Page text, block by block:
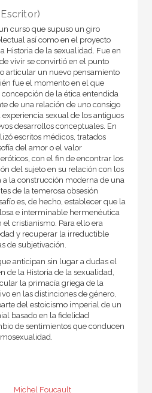
curso que supuso un giro
así como en el proyecto
Historia de la sexualidad. Fue en
vivir se convirtió en el punto
articular un nuevo pensamiento
fue el momento en el que
de la ética entendida
de una relación de uno consigo
sexual de los antiguos
desarrollos conceptuales. En
escritos médicos, tratados
del amor o el valor
con el fin de encontrar los
del sujeto en su relación con los
a la construcción moderna de una
de la temerosa obsesión
es, de hecho, establecer que la
e interminable hermenéutica
el cristianismo. Para ello era
y recuperar la irreductible
de subjetivación.
anticipan sin lugar a dudas el
de la Historia de la sexualidad,
la primacía griega de la
en las distinciones de género,
del estoicismo imperial de un
basado en la fidelidad
de sentimientos que conducen
Michel Foucault